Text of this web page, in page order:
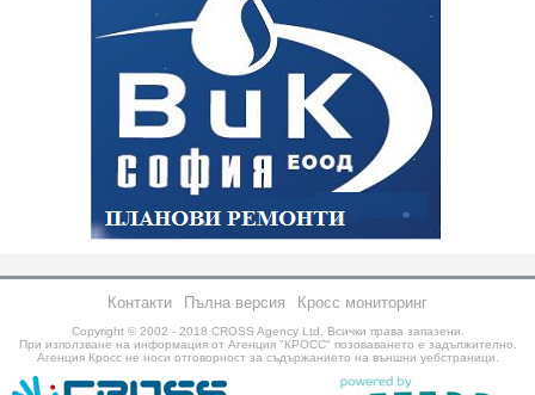
Контакти Пълна версия Кросс мониторинг
Copyright © 2002 - 2018 CROSS Agency Ltd.
Всички права запазени.
При използване на информация от Агенция "КРОСС" позоваването е задължително.
Агенция Кросс не носи отговорност за съдържанието на външни уебстраници.